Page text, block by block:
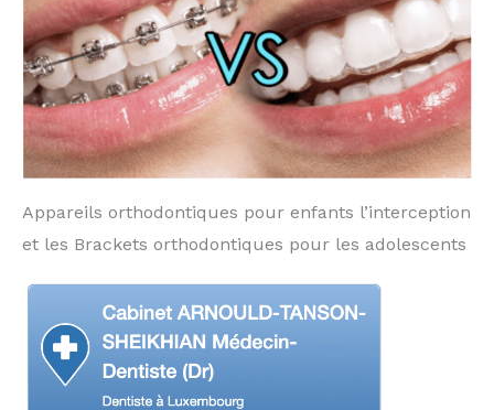
Appareils orthodontiques pour enfants l’interception
et les Brackets orthodontiques pour les adolescents